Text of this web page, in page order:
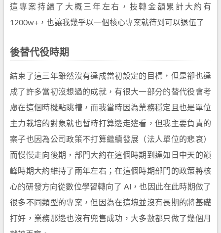
這專案持續了大概三年左右，技轉金額累計大約有
1200w+，也讓我幾乎以一個核心專案就待到可以退伍了
後替代役時期
結束了這三年雖然沒有達成當初設定的目標，但是卻也達
成了許多當初沒想過的成就，有很大一部分的替代役會考
慮在這個時機點跳槽，而我當時因為業務穩定且也是單位
主力栽培的對象就也暫時打算邊走邊看，但我主要負責的
案子也因為公司政策不打算繼續發展（法人單位的悲哀）
而慢慢走向後期，部門大約在這個時期到達如日中天的巔
峰時期大約維持了兩年左右；在這個時期部門的政策將核
心的研發方向從數位學習轉向了 AI，也因此在此時期做了
很多不同類型的專案，但因為在這塊並沒有長期的將基礎
打好，業務那邊也沒有兜售成功，大多數都只做了幾個月